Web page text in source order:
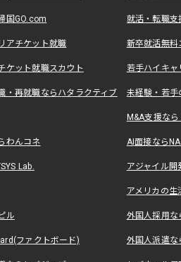
国GO.com 就活・転職
アチケット就職 新卒就活無料
ケット就職スカウト 若手ハイキ
・再就職ならハタラクティブ 未経験・若手
M&A支援な
わんコネ AI面接なら
Lab. アジャイル
アメリカの
ル 外国人採用
ファクトボード) 外国人派遣な